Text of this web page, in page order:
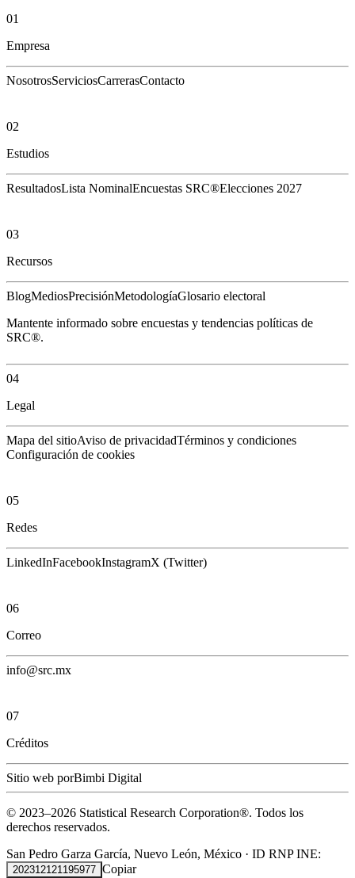
01
Empresa
NosotrosServiciosCarrerasContacto
02
Estudios
ResultadosLista NominalEncuestas SRC®Elecciones 2027
03
Recursos
BlogMediosPrecisiónMetodologíaGlosario electoral
Mantente informado sobre encuestas y tendencias políticas de
SRC®.
04
Legal
Mapa del sitioAviso de privacidadTérminos y condiciones
Configuración de cookies
05
Redes
LinkedInFacebookInstagramX (Twitter)
06
Correo
info@src.mx
07
Créditos
Sitio web porBimbi Digital
© 2023–2026 Statistical Research Corporation®. Todos los
derechos reservados.
San Pedro Garza García, Nuevo León, México · ID RNP INE:
202312121195977 Copiar